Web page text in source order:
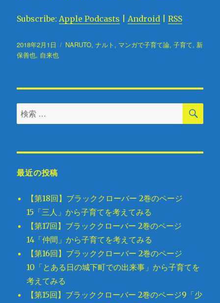
Subscribe:Apple Podcasts |Android |RSS
投
稿
2018年2月1日
タ
NARUTO,ナルト , マンガで子育て論,子育て, 新
保善也, 自来也
検
索
象:
検
最近の投稿
【第18回】ブラッククローバー 2巻のページ
15「三人」から子育てを考えてみる
【第17回】ブラッククローバー 2巻のページ
14「仲間」から子育てを考えてみる
【第16回】ブラッククローバー 2巻のページ
10「とある日の城下町での出来事」から子育てを
考えてみる
【第15回】ブラッククローバー 2巻のページ9「少